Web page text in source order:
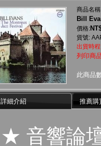
商品名
Bill
價格:
貨號:
出貨時
列印商
此商品
詳細介紹 推薦購
★ 音響論